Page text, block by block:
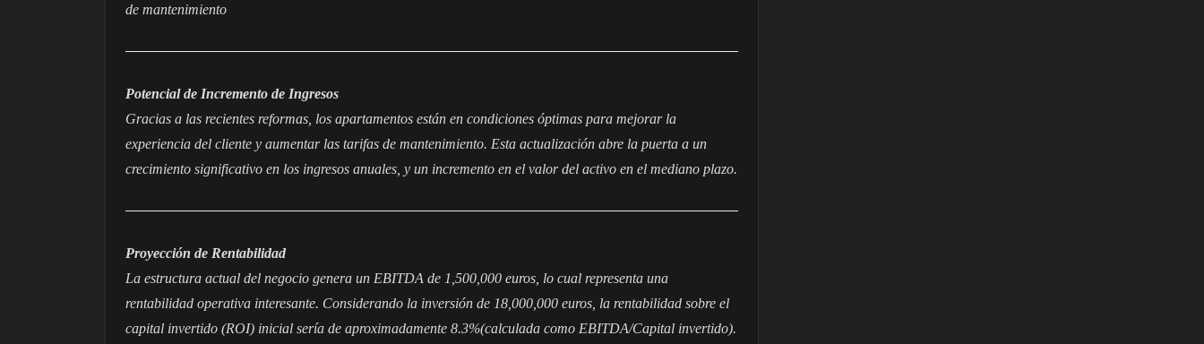
de mantenimiento
Potencial de Incremento de Ingresos
Gracias a las recientes reformas, los apartamentos están en condiciones óptimas para mejorar la
experiencia del cliente y aumentar las tarifas de mantenimiento. Esta actualización abre la puerta a un
crecimiento significativo en los ingresos anuales, y un incremento en el valor del activo en el mediano plazo.
Proyección de Rentabilidad
La estructura actual del negocio genera un EBITDA de 1,500,000 euros, lo cual representa una
rentabilidad operativa interesante. Considerando la inversión de 18,000,000 euros, la rentabilidad sobre el
capital invertido (ROI) inicial sería de aproximadamente 8.3%(calculada como EBITDA/Capital invertido).